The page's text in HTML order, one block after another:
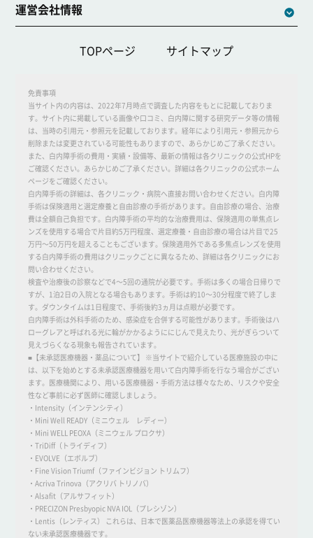
運営会社情報
TOPページ サイトマップ
免責事項
当サイト内の内容は、2022年7月時点で調査した内容をもとに記載しておりま
す。サイト内に掲載している画像や口コミ、白内障に関する研究データ等の情報
は、当時の引用元・参照元を記載しております。経年により引用元・参照元から
削除または変更されている可能性もありますので、あらかじめご了承ください。
また、白内障手術の費用・実績・設備等、最新の情報は各クリニックの公式HPを
ご確認ください。あらかじめご了承ください。詳細は各クリニックの公式ホーム
ページをご確認ください。
白内障手術の詳細は、各クリニック・病院へ直接お問い合わせください。白内障
手術は保険適用と選定療養と自由診療の手術があります。自由診療の場合、治療
費は全額自己負担です。白内障手術の平均的な治療費用は、保険適用の単焦点レ
ンズを使用する場合で片目約5万円程度、選定療養・自由診療の場合は片目で25
万円～50万円を超えることもございます。保険適用外である多焦点レンズを使用
する白内障手術の費用はクリニックごとに異なるため、詳細は各クリニックにお
問い合わせください。
検査や治療後の診察などで4～5回の通院が必要です。手術は多くの場合日帰りで
すが、1泊2日の入院となる場合もあります。手術は約10～30分程度で終了しま
す。ダウンタイムは1日程度で、手術後約3ヵ月は点眼が必要です。
白内障手術は外科手術のため、感染症を合併する可能性があります。手術後はハ
ローグレアと呼ばれる光に輪がかかるようににじんで見えたり、光がぎらついて
見えづらくなる現象も報告されています。
■【未承認医療機器・薬品について】 ※当サイトで紹介している医療施設の中に
は、以下を始めとする未承認医療機器を用いて白内障手術を行なう場合がござい
ます。医療機関により、用いる医療機器・手術方法は様々なため、リスクや安全
性など事前に必ず医師に確認しましょう。
・Intensity（インテンシティ）
・Mini Well READY（ミニウェル レディー）
・Mini WELL PEOXA（ミニウェル プロクサ）
・TriDiff（トライディフ）
・EVOLVE（エボルブ）
・Fine Vision Triumf（ファインビジョン トリムフ）
・Acriva Trinova（アクリバ トリノバ）
・Alsafit（アルサフィット）
・PRECIZON Presbyopic NVA IOL（プレシゾン）
・Lentis（レンティス） これらは、日本で医薬品医療機器等法上の承認を得てい
ない未承認医療機器です。